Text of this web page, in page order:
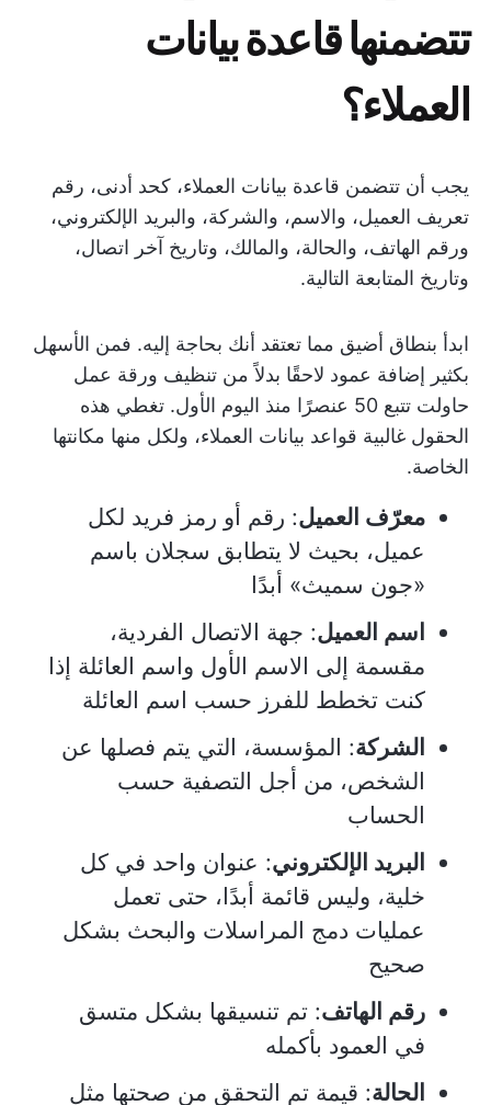
تتضمنها قاعدة بيانات
العملاء؟
يجب أن تتضمن قاعدة بيانات العملاء، كحد أدنى، رقم
تعريف العميل، والاسم، والشركة، والبريد الإلكتروني،
ورقم الهاتف، والحالة، والمالك، وتاريخ آخر اتصال،
وتاريخ المتابعة التالية.
ابدأ بنطاق أضيق مما تعتقد أنك بحاجة إليه. فمن الأسهل
بكثير إضافة عمود لاحقًا بدلاً من تنظيف ورقة عمل
حاولت تتبع 50 عنصرًا منذ اليوم الأول. تغطي هذه
الحقول غالبية قواعد بيانات العملاء، ولكل منها مكانتها
الخاصة.
معرّف العميل: رقم أو رمز فريد لكل
عميل، بحيث لا يتطابق سجلان باسم
«جون سميث» أبدًا
اسم العميل: جهة الاتصال الفردية،
مقسمة إلى الاسم الأول واسم العائلة إذا
كنت تخطط للفرز حسب اسم العائلة
الشركة: المؤسسة، التي يتم فصلها عن
الشخص، من أجل التصفية حسب
الحساب
البريد الإلكتروني: عنوان واحد في كل
خلية، وليس قائمة أبدًا، حتى تعمل
عمليات دمج المراسلات والبحث بشكل
صحيح
رقم الهاتف: تم تنسيقها بشكل متسق
في العمود بأكمله
الحالة: قيمة تم التحقق من صحتها مثل